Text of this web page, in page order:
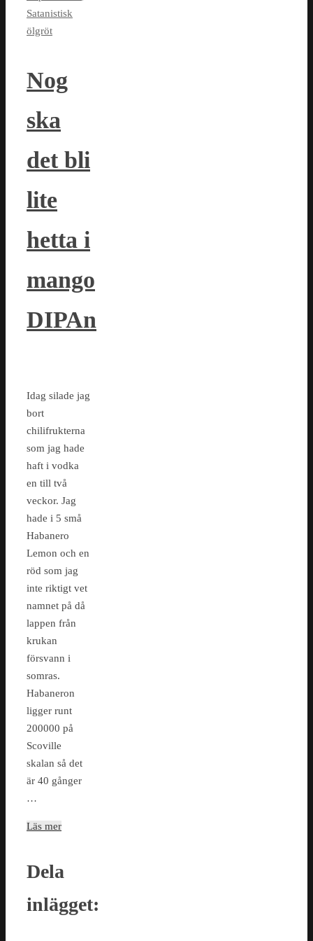
Satanistisk
ölgröt
Nog
ska
det bli
lite
hetta i
mango
DIPAn
Idag silade jag
bort
chilifrukterna
som jag hade
haft i vodka
en till två
veckor. Jag
hade i 5 små
Habanero
Lemon och en
röd som jag
inte riktigt vet
namnet på då
lappen från
krukan
försvann i
somras.
Habaneron
ligger runt
200000 på
Scoville
skalan så det
är 40 gånger
…
Läs mer
Dela
inlägget: